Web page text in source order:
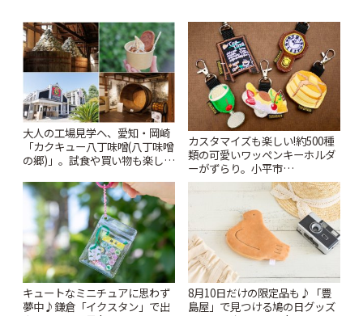
大人の工場見学へ、愛知・岡崎
「カクキュー八丁味噌(八丁味噌
の郷)」。試食や買い物も楽しみ
カスタマイズも楽しい!約500種
類の可愛いワッペンキーホルダ
ーがずらり。小平市
「Kimamaya T&K」 | ことりっ
キュートなミニチュアに思わず
夢中♪鎌倉「イクスタン」で出
8月10日だけの限定品も♪「豊
島屋」で見つける鳩の日グッズ